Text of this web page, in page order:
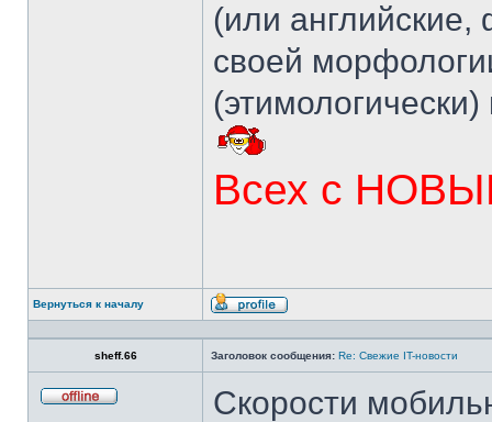
(или английские,
своей
Всех с
Вернуться к началу
Профиль
sheff.66 Заголовок сообщения: Re: Свежие IT-новости
Скорости